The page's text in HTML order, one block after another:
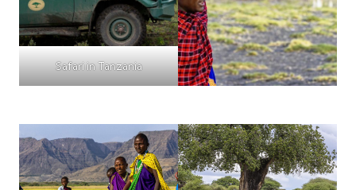
Safari in Tanzania